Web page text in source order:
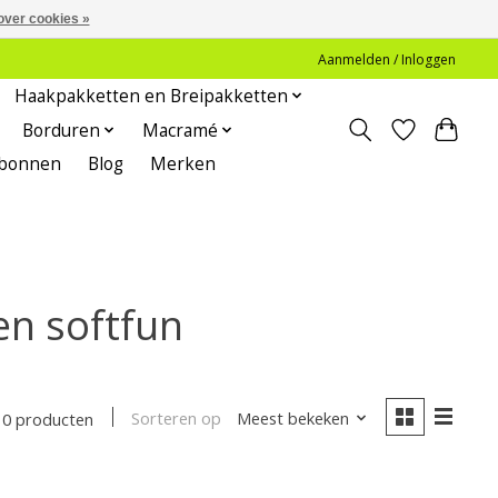
Aanmelden / Inloggen
Haakpakketten en Breipakketten
Borduren
Macramé
Blog Merken
softfun
0 producten Sorteren op Meest bekeken
cookies »